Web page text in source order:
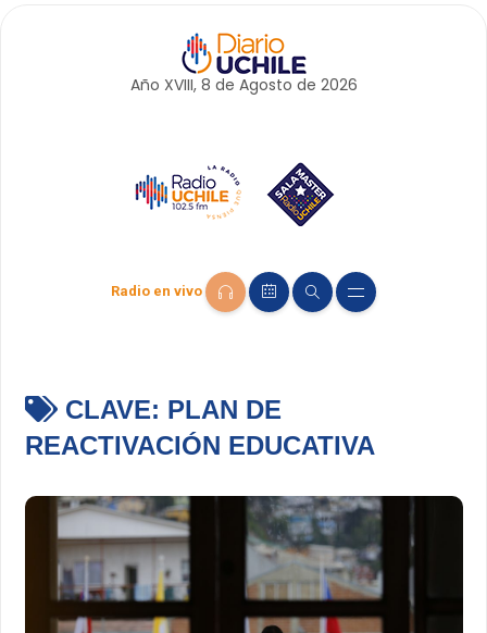
Año XVIII, 8 de Agosto de 2026
Radio en vivo
CLAVE: PLAN DE
REACTIVACIÓN EDUCATIVA